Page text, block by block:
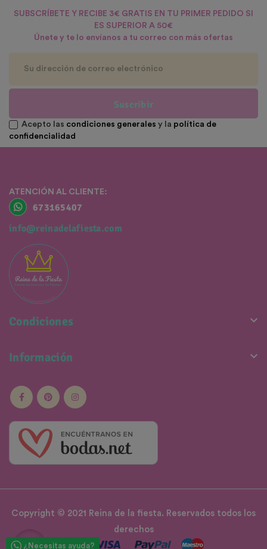
¿Necesitas ayuda?
SUBSCRÍBETE Y RECIBE 3€ GRATIS EN TU PRIMER PEDIDO SI
ES SUPERIOR A 50€
Únete y te lo envíanos a tu correo con más ofertas
Suscribir
Acepto las condiciones generales y la política de
confidencialidad
ATENCIÓN AL CLIENTE:
673165407
info@reinadelafiesta.com
Condiciones 
Información 
Copyright © 2021 Reina de la fiesta. Reservados todos los
derechos